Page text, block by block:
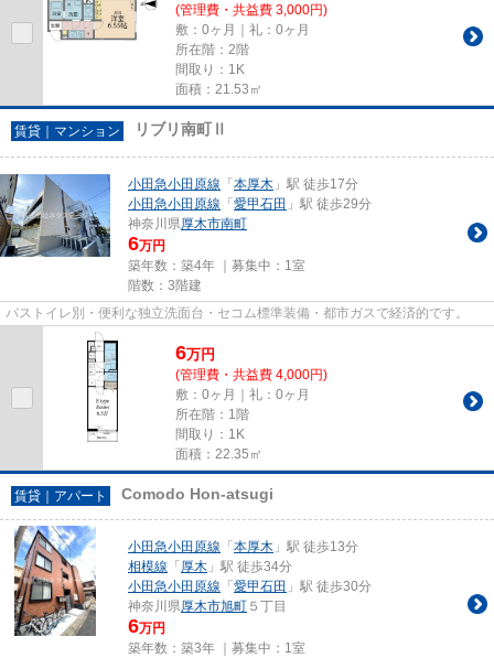
(管理費・共益費 3,000円)
敷：0ヶ月｜礼：0ヶ月
所在階：2階
間取り：1K
面積：21.53㎡
賃貸｜マンション リブリ南町Ⅱ
小田急小田原線 「本厚木 」駅 徒歩17分
小田急小田原線 「愛甲石田 」駅 徒歩29分
神奈川県厚木市南町
6万円
築年数：築4年 ｜募集中： 1室
階数：3階建
バストイレ別・便利な独立洗面台・セコム標準装備・都市ガスで経済的です。
6万円
(管理費・共益費 4,000円)
敷：0ヶ月｜礼：0ヶ月
所在階：1階
間取り：1K
面積：22.35㎡
賃貸｜アパート Comodo Hon-atsugi
小田急小田原線 「本厚木 」駅 徒歩13分
相模線 「厚木 」駅 徒歩34分
小田急小田原線 「愛甲石田 」駅 徒歩30分
神奈川県厚木市旭町 ５丁目
6万円
築年数：築3年 ｜募集中： 1室